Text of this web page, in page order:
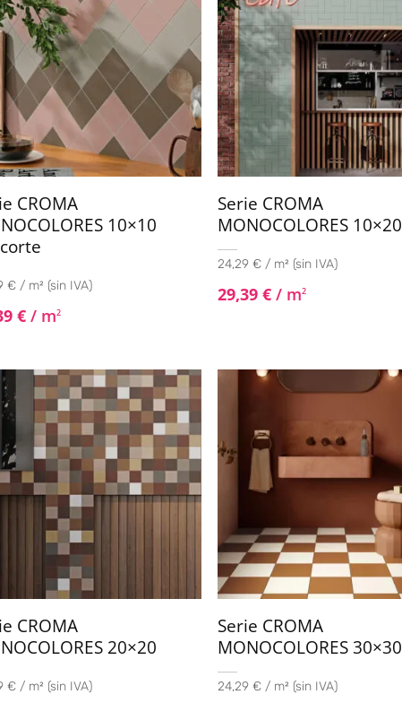
CROMA
10×10
€ / m² (sin IVA)
€ / m2
Serie CROMA
MONOCOLORES 10×20
24,29 € / m² (sin IVA)
29,39€ / m2
CROMA
20×20
€ / m² (sin IVA)
Serie CROMA
MONOCOLORES 30×30
24,29 € / m² (sin IVA)